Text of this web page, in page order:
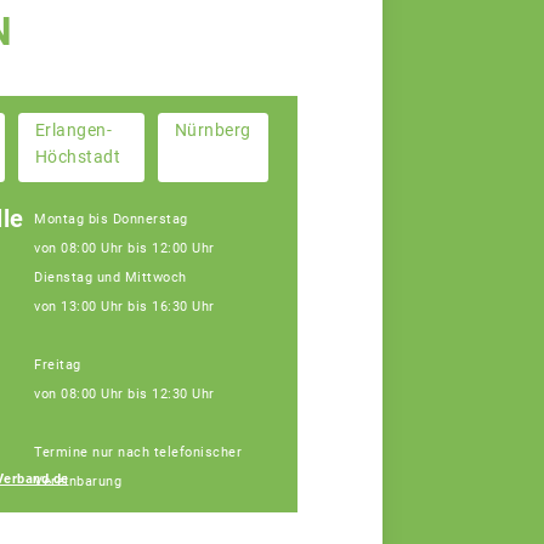
Erlangen-
Höchstadt
Nürnberg
Montag bis Donnerstag
von 08:00 Uhr bis 12:00 Uhr
Dienstag und Mittwoch
von 13:00 Uhr bis 16:30 Uhr
Freitag
von 08:00 Uhr bis 12:30 Uhr
Termine nur nach telefonischer
Vereinbarung